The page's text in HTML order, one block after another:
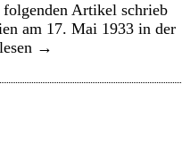
Artikel schrieb
am 17. Mai 1933 in der
→